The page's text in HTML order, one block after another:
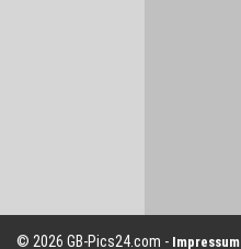
© 2026 GB-Pics24.com - Impressum